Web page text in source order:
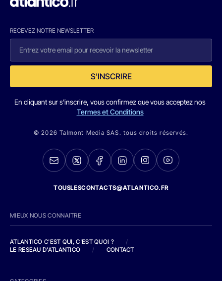
RECEVEZ NOTRE NEWSLETTER
S'INSCRIRE
En cliquant sur s'inscrire, vous confirmez que vous acceptez nos
Termes et Conditions
© 2026 Talmont Media SAS. tous droits réservés.
TOUSLESCONTACTS@ATLANTICO.FR
MIEUX NOUS CONNAITRE
ATLANTICO C'EST QUI, C'EST QUOI ?
/
LE RESEAU D'ATLANTICO
/ CONTACT